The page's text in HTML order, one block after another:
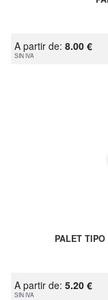
A partir de: 8.00 €
SIN IVA
PALET
A partir de: 5.20 €
SIN IVA